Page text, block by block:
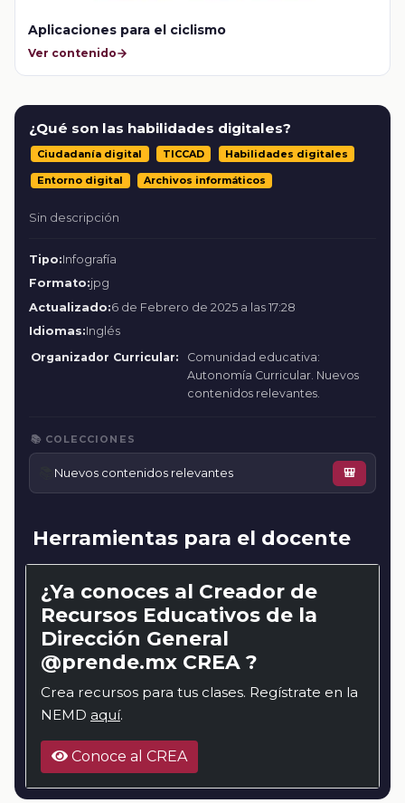
Aplicaciones para el ciclismo
Ver contenido
¿Qué son las habilidades digitales?
Ciudadanía digital TICCAD Habilidades digitales
Entorno digital Archivos informáticos
Sin descripción
Tipo:Infografía
Formato:jpg
Actualizado:6 de Febrero de 2025 a las 17:28
Idiomas:Inglés
Organizador Curricular:
Comunidad educativa:
Autonomía Curricular. Nuevos
contenidos relevantes.
📚 COLECCIONES
Nuevos contenidos relevantes 🎒
Herramientas para el docente
¿Ya conoces al Creador de
Recursos Educativos de la
Dirección General
@prende.mx CREA ?
Crea recursos para tus clases. Regístrate en la
NEMD aquí.
Conoce al CREA